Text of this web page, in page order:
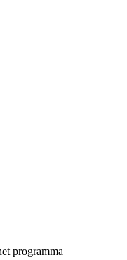
programma